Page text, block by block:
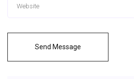
Send Message